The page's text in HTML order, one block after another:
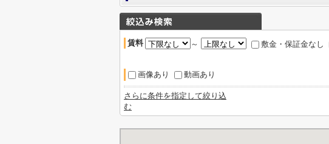
賃料 ～ 敷金・保証金なし
画像あり
動画あり
さらに条件を指定して絞り込
む